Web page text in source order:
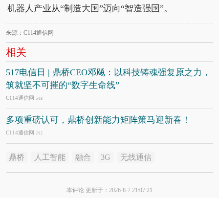
机器人产业从“制造大国”迈向“智造强国”。
来源：C114通信网
相关
517电信日 | 鼎桥CEO邓飚：以科技铸魂强复原之力，
筑就坚不可摧的“数字生命线”
C114通信网 5/18
多项重磅认可，鼎桥创新能力矩阵策马迎新春！
C114通信网 2/12
鼎桥 人工智能 融合 3G 无线通信
本评论 更新于：2026-8-7 21:07:21